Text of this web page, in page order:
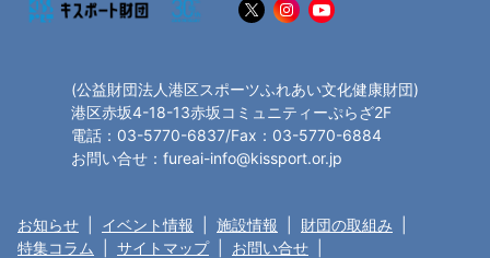
(公益財団法人港区スポーツふれあい文化健康財団)
港区赤坂4-18-13赤坂コミュニティーぷらざ2F
電話：03-5770-6837/Fax：03-5770-6884
お問い合せ：fureai-info@kissport.or.jp
お知らせ イベント情報 施設情報 財団の取組み
特集コラム
サイトマップ お問い合せ